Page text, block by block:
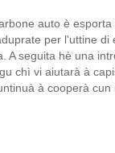
auto è
per l'uttine di
A seguita hè una
chì vi aiutarà à
à cooperà cun